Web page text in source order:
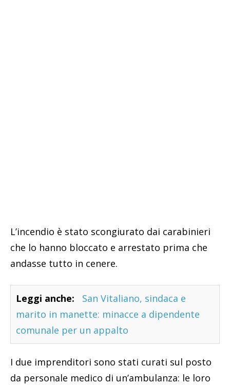
L’incendio è stato scongiurato dai carabinieri
che lo hanno bloccato e arrestato prima che
andasse tutto in cenere.
Leggi anche:
San Vitaliano, sindaca e
marito in manette: minacce a dipendente
comunale per un appalto
I due imprenditori sono stati curati sul posto
da personale medico di un’ambulanza: le loro